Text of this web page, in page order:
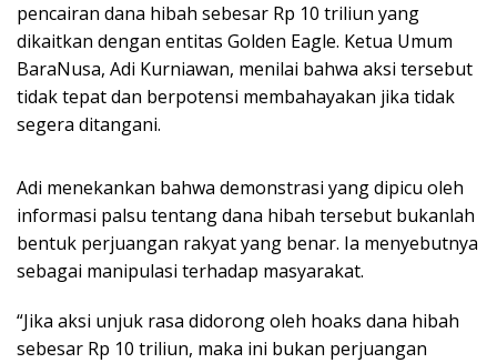
pencairan dana hibah sebesar Rp 10 triliun yang
dikaitkan dengan entitas Golden Eagle. Ketua Umum
BaraNusa, Adi Kurniawan, menilai bahwa aksi tersebut
tidak tepat dan berpotensi membahayakan jika tidak
segera ditangani.
Adi menekankan bahwa demonstrasi yang dipicu oleh
informasi palsu tentang dana hibah tersebut bukanlah
bentuk perjuangan rakyat yang benar. Ia menyebutnya
sebagai manipulasi terhadap masyarakat.
“Jika aksi unjuk rasa didorong oleh hoaks dana hibah
sebesar Rp 10 triliun, maka ini bukan perjuangan